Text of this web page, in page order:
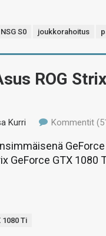
NSG S0 joukkorahoitus
ROG
Kurri Kommentit
GeForce GTX 1080
1080 Ti